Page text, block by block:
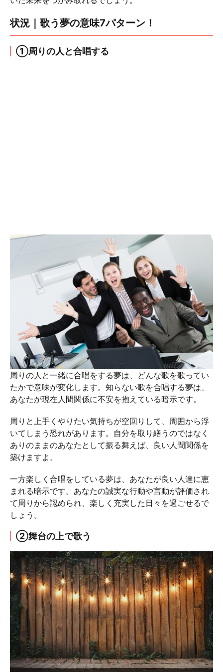
状況｜歌う夢の意味7パターン！
①周りの人と合唱する
周りの人と一緒に合唱をする夢は、どんな歌を歌ってい
たかで意味が変化します。知らない歌を合唱する夢は、
あなたが現在人間関係に不安を抱えている暗示です。
周りと上手くやりたい気持ちが空回りして、周囲から浮
いてしまう恐れがあります。自分を取り繕うのではなく
ありのままのあなたとして振る舞えば、良い人間関係を
築けますよ。
一方楽しく合唱をしている夢は、あなたが良い人達に恵
まれる暗示です。あなたの誠実な行動や言動が評価され
て周りから認められ、楽しく充実した日々を過ごせるで
しょう。
②舞台の上で歌う